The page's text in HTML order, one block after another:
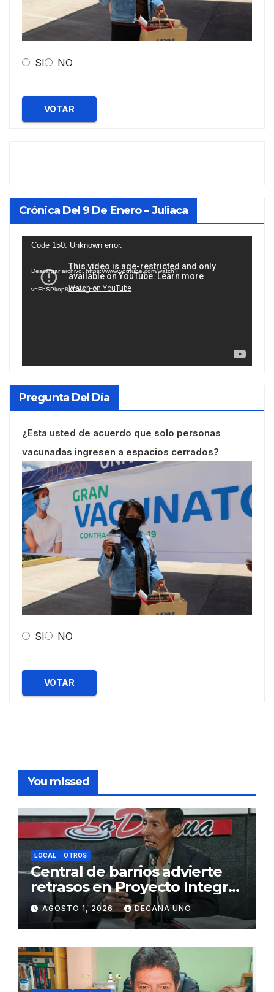
SI NO
VOTAR
Crónica Del 9 De Enero – Juliaca
Reproductor
vídeo
Code 150: Unknown error.
Descargar archivo: https://www.youtube.com/watch?
v=EhSPkop8KPY&_=2
Pregunta Del Día
¿Esta usted de acuerdo que solo personas
vacunadas ingresen a espacios cerrados?
SI NO
VOTAR
You missed
LOCAL OTROS
Central de barrios advierte
retrasos en Proyecto Integral
de Agua y Alcantarillado para
Juliaca
AGOSTO 1, 2026 DECANA UNO